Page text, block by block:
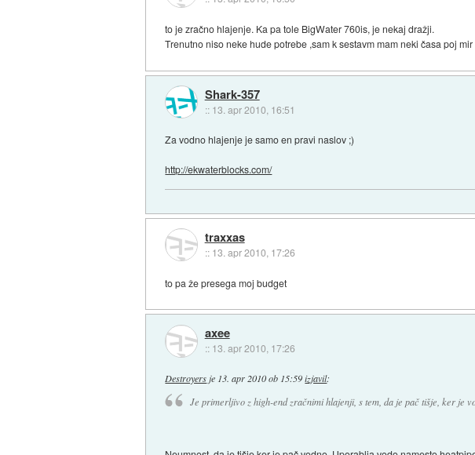
to je zračno hlajenje. Ka pa tole BigWater 760is, je nekaj dražji.
Trenutno niso neke hude potrebe ,sam k sestavm mam neki časa poj mir
Shark-357
:: 13. apr 2010, 16:51
Za vodno hlajenje je samo en pravi naslov ;)
http://ekwaterblocks.com/
traxxas
:: 13. apr 2010, 17:26
to pa že presega moj budget
axee
:: 13. apr 2010, 17:26
Destroyers je 13. apr 2010 ob 15:59 izjavil:
Je primerljivo z high-end zračnimi hlajenji, s tem, da je pač tišje, ker je